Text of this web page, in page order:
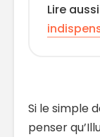
Lire
Si le simple
penser